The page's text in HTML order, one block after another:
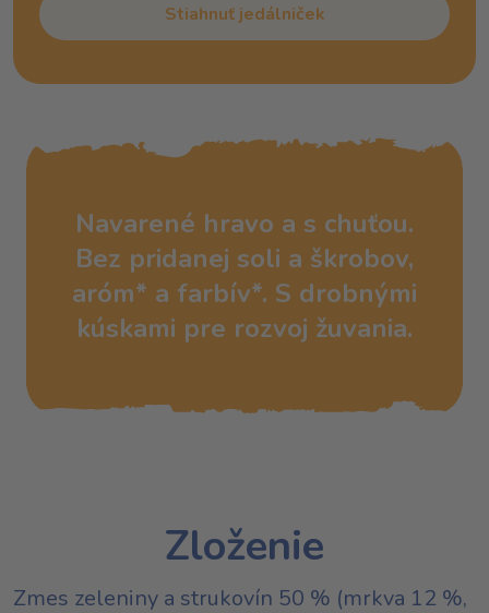
Stiahnuť jedálniček
Navarené hravo a s chuťou.
Bez pridanej soli a škrobov,
aróm* a farbív*. S drobnými
kúskami pre rozvoj žuvania.
Zloženie
Zmes zeleniny a strukovín 50 % (mrkva 12 %,